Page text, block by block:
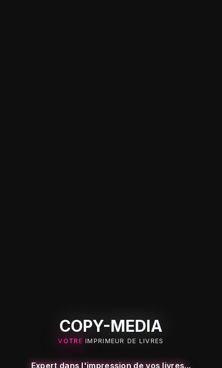
COPY-MEDIA
VOTRE IMPRIMEUR DE LIVRES
Expert dans l'impression de vos livres...